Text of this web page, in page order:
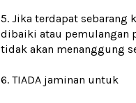
5. Jika terdapat sebarang
dibaiki atau pemulangan
tidak akan menanggung
6. TIADA jaminan untuk